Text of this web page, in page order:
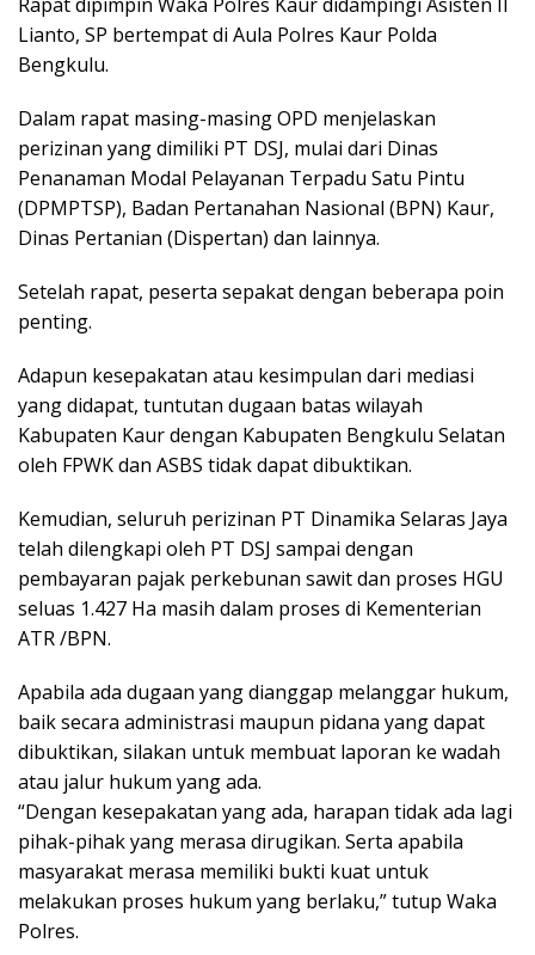
Lianto, SP bertempat di Aula Polres Kaur Polda
Bengkulu.
Dalam rapat masing-masing OPD menjelaskan
perizinan yang dimiliki PT DSJ, mulai dari Dinas
Penanaman Modal Pelayanan Terpadu Satu Pintu
(DPMPTSP), Badan Pertanahan Nasional (BPN) Kaur,
Dinas Pertanian (Dispertan) dan lainnya.
Setelah rapat, peserta sepakat dengan beberapa poin
penting.
Adapun kesepakatan atau kesimpulan dari mediasi
yang didapat, tuntutan dugaan batas wilayah
Kabupaten Kaur dengan Kabupaten Bengkulu Selatan
oleh FPWK dan ASBS tidak dapat dibuktikan.
Kemudian, seluruh perizinan PT Dinamika Selaras Jaya
telah dilengkapi oleh PT DSJ sampai dengan
pembayaran pajak perkebunan sawit dan proses HGU
seluas 1.427 Ha masih dalam proses di Kementerian
ATR /BPN.
Apabila ada dugaan yang dianggap melanggar hukum,
baik secara administrasi maupun pidana yang dapat
dibuktikan, silakan untuk membuat laporan ke wadah
atau jalur hukum yang ada.
“Dengan kesepakatan yang ada, harapan tidak ada lagi
pihak-pihak yang merasa dirugikan. Serta apabila
masyarakat merasa memiliki bukti kuat untuk
melakukan proses hukum yang berlaku,” tutup Waka
Polres.